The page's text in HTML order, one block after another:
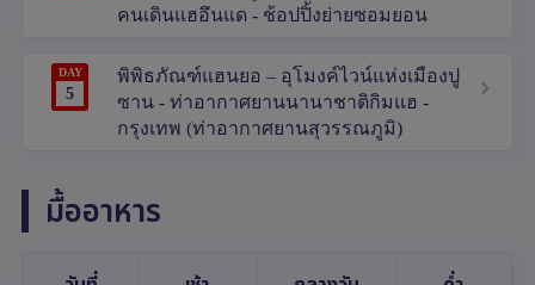
คนเดินแฮอึนแด - ช้อปปิ้งย่ายซอมยอน
DAY
5
พิพิธภัณฑ์แฮนยอ – อุโมงค์ไวน์แห่งเมืองปู
ซาน - ท่าอากาศยานนานาชาติกิมแฮ -
กรุงเทพ (ท่าอากาศยานสุวรรณภูมิ)
มื้ออาหาร